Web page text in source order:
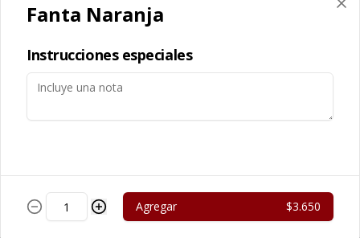
$13.450
Fanta Naranja
Instrucciones especiales
Agregar $3.650